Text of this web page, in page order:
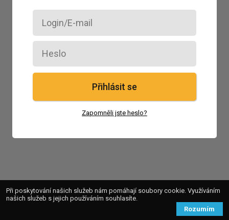
Přihlásit se
Zapomněli jste heslo?
Při poskytování našich služeb nám pomáhají soubory cookie. Využíváním
našich služeb s jejich používáním souhlasíte.
Rozumím